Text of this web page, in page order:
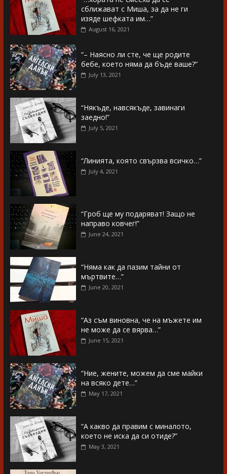
сближават с Миша, за да не ги
изяде шефката им…”
August 16, 2021
“– Наясно ли сте, че ще родите
бебе, което няма да бъде ваше?”
July 13, 2021
“Някъде, навсякъде, завинаги
заедно!”
July 5, 2021
“Линията, която свързва всичко…”
July 4, 2021
“Гроб ще му подаряват! Защо не
направо ковчег!”
June 24, 2021
“Няма как да пазим тайни от
мъртвите…”
June 20, 2021
“Аз съм виновна, че на мъжете им
не може да се вярва…”
June 15, 2021
“Ние, жените, можем да сме майки
на всяко дете…”
May 17, 2021
“А какво да правим с миналото,
което не иска да си отиде?”
May 3, 2021